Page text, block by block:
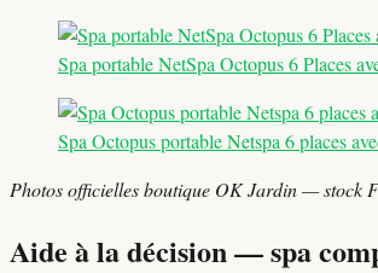
Spa portable NetSpa Octopus 6 Places
Spa Octopus portable Netspa 6 places
Photos officielles boutique OK Jardin — stock
Aide à la décision — spa